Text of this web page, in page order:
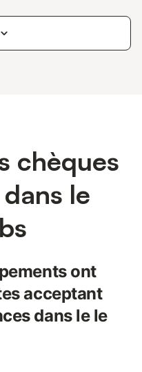
chèques
le
ont
acceptant
dans le le